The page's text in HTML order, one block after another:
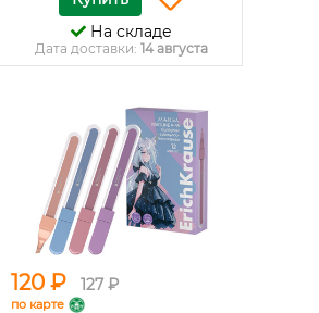
На складе
Дата доставки: 14 августа
120 ₽ 127 ₽
по карте